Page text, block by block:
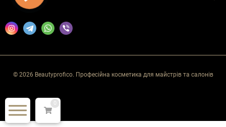
© 2026 Beautyprofico. Професійна косметика для майстрів та салонів
0